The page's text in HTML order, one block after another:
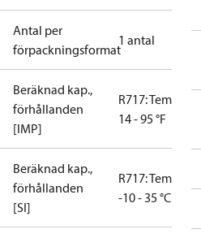
Antal per
förpackningsformat
1 antal
Beräknad kap.,
förhållanden
[IMP]
R717: Temp.
14 - 95 °F
Beräknad kap.,
förhållanden
[SI]
R717: Temp.
-10 - 35 °C